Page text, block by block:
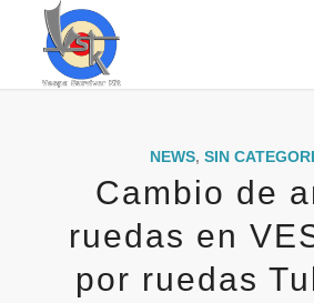
NEWS, SIN
Cambio de
ruedas en
por ruedas